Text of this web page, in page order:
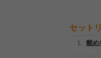
セット
醒め